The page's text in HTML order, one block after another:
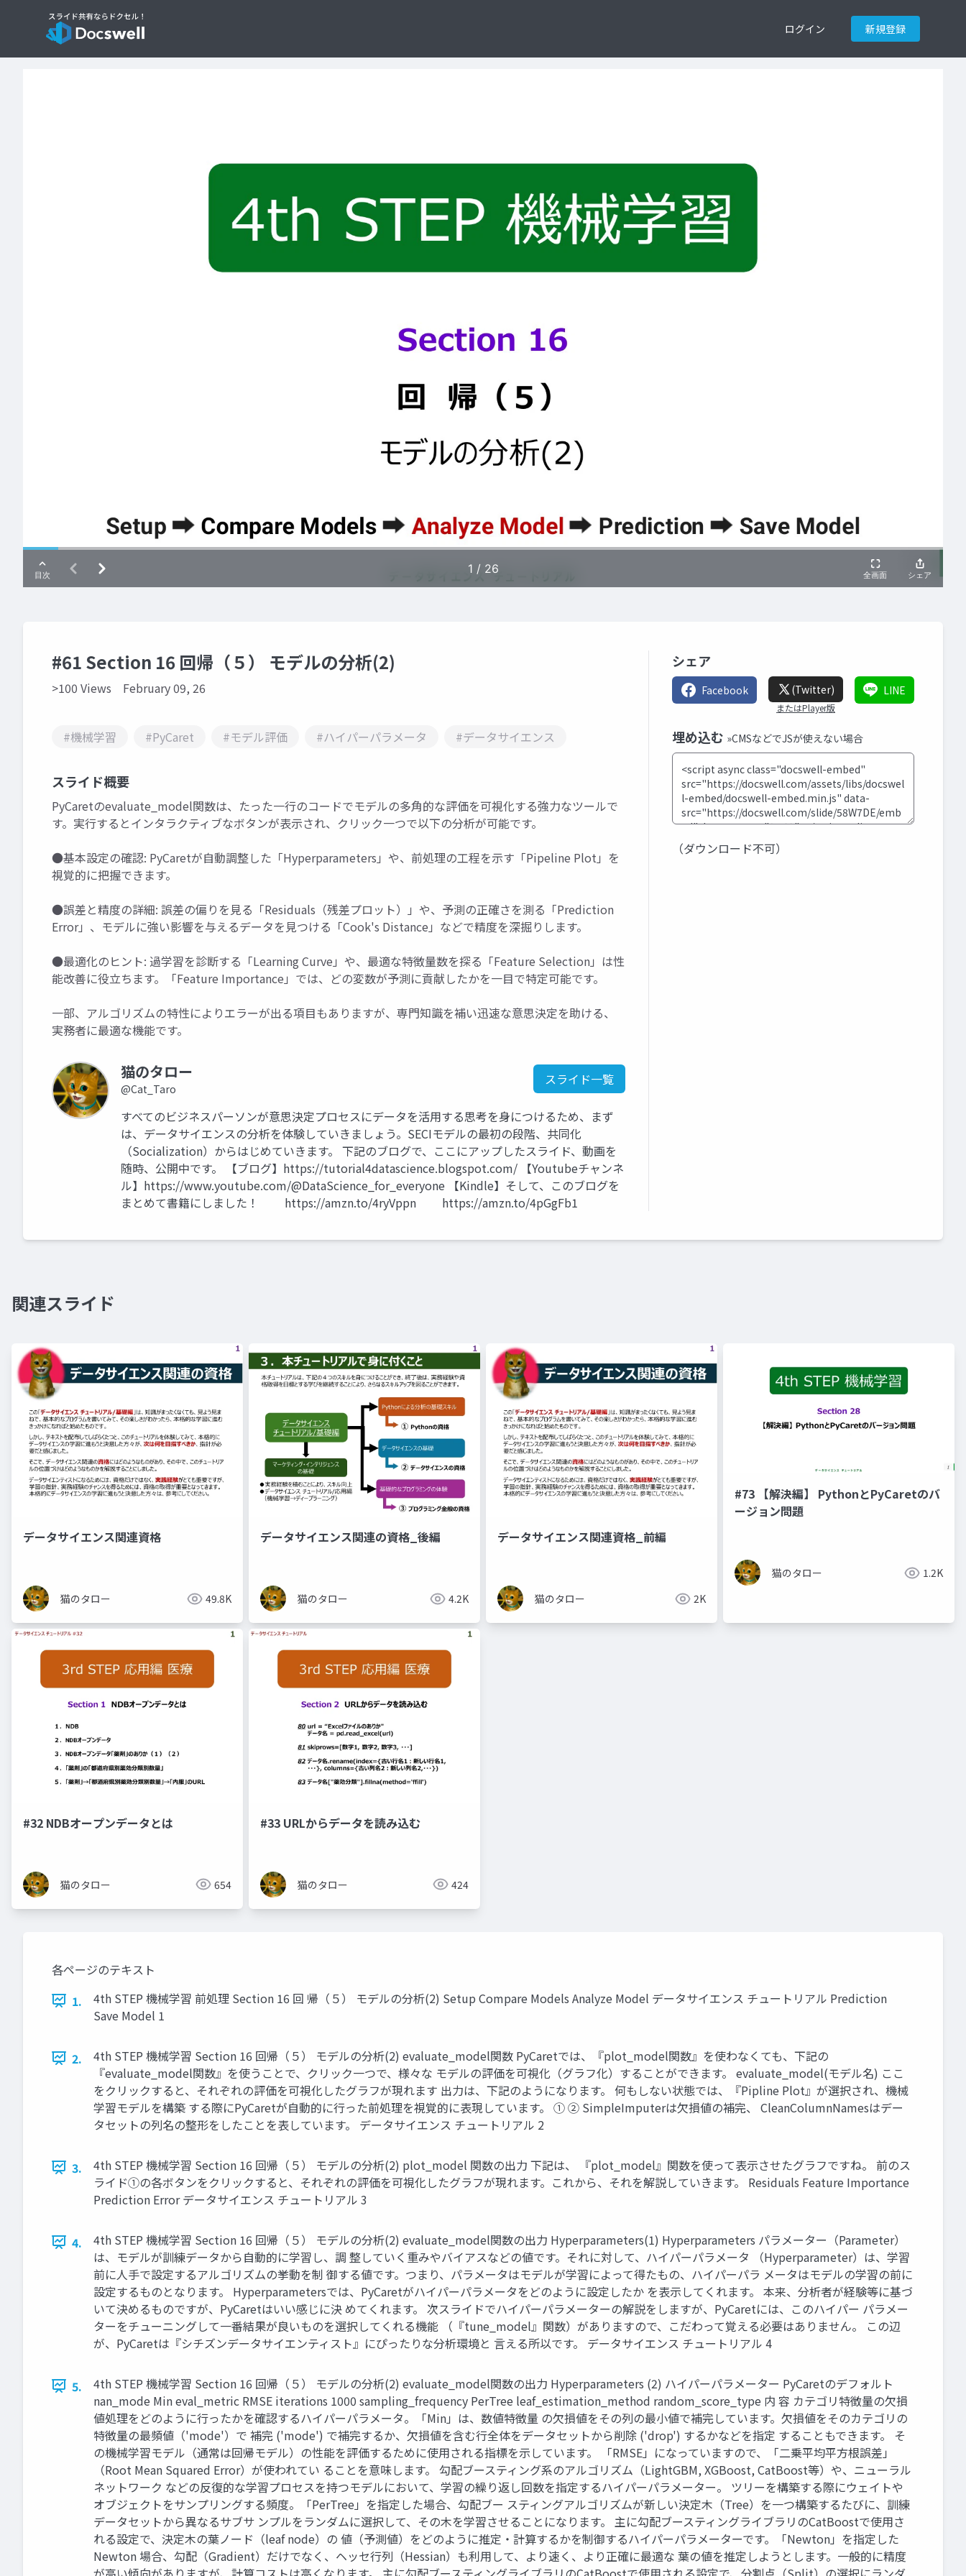
ログイン 新規登録
#61 Section 16 回帰（５） モデルの分析(2)
>100 Views February 09, 26
#機械学習 #PyCaret #モデル評価 #ハイパーパラメータ #データサイエンス
スライド概要
PyCaretのevaluate_model関数は、たった一行のコードでモデルの多角的な評価を可視化する強力なツールで
す。実行するとインタラクティブなボタンが表示され、クリック一つで以下の分析が可能です。
●基本設定の確認: PyCaretが自動調整した「Hyperparameters」や、前処理の工程を示す「Pipeline Plot」を
視覚的に把握できます。
●誤差と精度の詳細: 誤差の偏りを見る「Residuals（残差プロット）」や、予測の正確さを測る「Prediction
Error」、モデルに強い影響を与えるデータを見つける「Cook's Distance」などで精度を深掘りします。
●最適化のヒント: 過学習を診断する「Learning Curve」や、最適な特徴量数を探る「Feature Selection」は性
能改善に役立ちます。「Feature Importance」では、どの変数が予測に貢献したかを一目で特定可能です。
一部、アルゴリズムの特性によりエラーが出る項目もありますが、専門知識を補い迅速な意思決定を助ける、
実務者に最適な機能です。
猫のタロー
@Cat_Taro
スライド一覧
すべてのビジネスパーソンが意思決定プロセスにデータを活用する思考を身につけるため、まず
は、データサイエンスの分析を体験していきましょう。SECIモデルの最初の段階、共同化
（Socialization）からはじめていきます。 下記のブログで、ここにアップしたスライド、動画を
随時、公開中です。 【ブログ】https://tutorial4datascience.blogspot.com/ 【Youtubeチャンネ
ル】https://www.youtube.com/@DataScience_for_everyone 【Kindle】そして、このブログを
まとめて書籍にしました！ https://amzn.to/4ryVppn https://amzn.to/4pGgFb1
シェア
Facebook (Twitter)
またはPlayer版
LINE
埋め込む »CMSなどでJSが使えない場合
（ダウンロード不可）
関連スライド
データサイエンス関連資格
猫のタロー 49.8K
データサイエンス関連の資格_後編
猫のタロー 4.2K
データサイエンス関連資格_前編
猫のタロー 2K
#73 【解決編】 PythonとPyCaretのバ
ージョン問題
猫のタロー 1.2K
#32 NDBオープンデータとは
猫のタロー 654
#33 URLからデータを読み込む
猫のタロー 424
各ページのテキスト
1.
4th STEP 機械学習 前処理 Section 16 回 帰（５） モデルの分析(2) Setup Compare Models Analyze Model データサイエンス チュートリアル Prediction
Save Model 1
2.
4th STEP 機械学習 Section 16 回帰（５） モデルの分析(2) evaluate_model関数 PyCaretでは、『plot_model関数』を使わなくても、下記の
『evaluate_model関数』を使うことで、クリック一つで、様々な モデルの評価を可視化（グラフ化）することができます。 evaluate_model(モデル名) ここ
をクリックすると、それぞれの評価を可視化したグラフが現れます 出力は、下記のようになります。 何もしない状態では、『Pipline Plot』が選択され、機械
学習モデルを構築 する際にPyCaretが自動的に行った前処理を視覚的に表現しています。 ① ② SimpleImputerは欠損値の補完、 CleanColumnNamesはデー
タセットの列名の整形をしたことを表しています。 データサイエンス チュートリアル 2
3.
4th STEP 機械学習 Section 16 回帰（５） モデルの分析(2) plot_model 関数の出力 下記は、 『plot_model』関数を使って表示させたグラフですね。 前のス
ライド①の各ボタンをクリックすると、それぞれの評価を可視化したグラフが現れます。これから、それを解説していきます。 Residuals Feature Importance
Prediction Error データサイエンス チュートリアル 3
4.
4th STEP 機械学習 Section 16 回帰（５） モデルの分析(2) evaluate_model関数の出力 Hyperparameters(1) Hyperparameters パラメーター（Parameter）
は、モデルが訓練データから自動的に学習し、調 整していく重みやバイアスなどの値です。それに対して、ハイパーパラメータ （Hyperparameter）は、学習
前に人手で設定するアルゴリズムの挙動を制 御する値です。つまり、パラメータはモデルが学習によって得たもの、ハイパーパラ メータはモデルの学習の前に
設定するものとなります。 Hyperparametersでは、PyCaretがハイパーパラメータをどのように設定したか を表示してくれます。 本来、分析者が経験等に基づ
いて決めるものですが、PyCaretはいい感じに決 めてくれます。 次スライドでハイパーパラメーターの解説をしますが、PyCaretには、このハイパー パラメー
ターをチューニングして一番結果が良いものを選択してくれる機能 （『tune_model』関数）がありますので、こだわって覚える必要はありません。 この辺
が、PyCaretは『シチズンデータサイエンティスト』にぴったりな分析環境と 言える所以です。 データサイエンス チュートリアル 4
5.
4th STEP 機械学習 Section 16 回帰（５） モデルの分析(2) evaluate_model関数の出力 Hyperparameters (2) ハイパーパラメーター PyCaretのデフォルト
nan_mode Min eval_metric RMSE iterations 1000 sampling_frequency PerTree leaf_estimation_method random_score_type 内 容 カテゴリ特徴量の欠損
値処理をどのように行ったかを確認するハイパーパラメータ。「Min」は、数値特徴量 の欠損値をその列の最小値で補完しています。欠損値をそのカテゴリの
特徴量の最頻値（'mode'）で 補完 ('mode') で補完するか、欠損値を含む行全体をデータセットから削除 ('drop') するかなどを指定 することもできます。 そ
の機械学習モデル（通常は回帰モデル）の性能を評価するために使用される指標を示しています。 「RMSE」になっていますので、「二乗平均平方根誤差」
（Root Mean Squared Error）が使われてい ることを意味します。 勾配ブースティング系のアルゴリズム（LightGBM, XGBoost, CatBoost等）や、ニューラル
ネットワーク などの反復的な学習プロセスを持つモデルにおいて、学習の繰り返し回数を指定するハイパーパラメーター。 ツリーを構築する際にウェイトや
オブジェクトをサンプリングする頻度。「PerTree」を指定した場合、勾配ブー スティングアルゴリズムが新しい決定木（Tree）を一つ構築するたびに、訓練
データセットから異なるサブサ ンプルをランダムに選択して、その木を学習させることになります。 主に勾配ブースティングライブラリのCatBoostで使用さ
れる設定で、決定木の葉ノード（leaf node）の 値（予測値）をどのように推定・計算するかを制御するハイパーパラメーターです。「Newton」を指定した
Newton 場合、勾配（Gradient）だけでなく、ヘッセ行列（Hessian）も利用して、より速く、より正確に最適な 葉の値を推定しようとします。一般的に精度